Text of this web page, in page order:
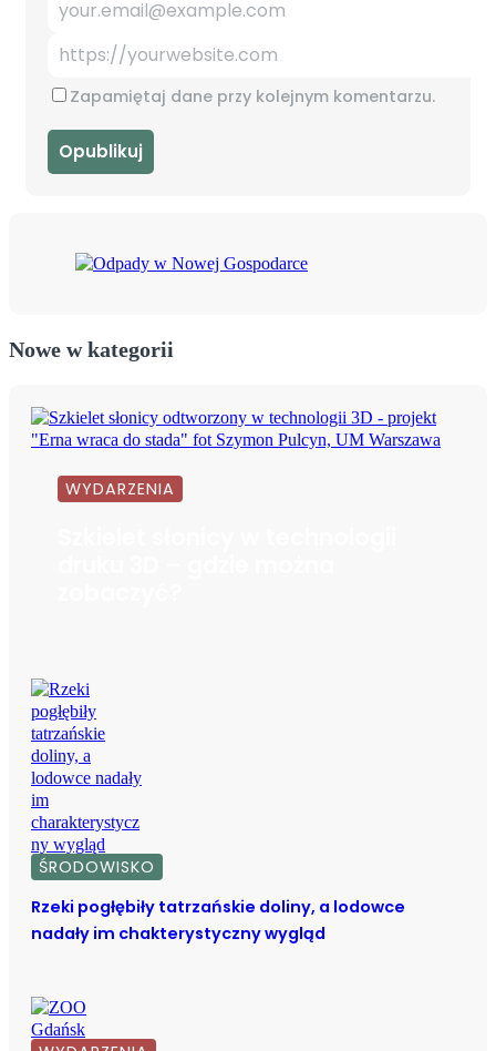
Zapamiętaj dane przy kolejnym komentarzu.
Nowe w kategorii
WYDARZENIA
ŚRODOWISKO
Rzeki pogłębiły tatrzańskie doliny, a lodowce
nadały im chakterystyczny wygląd